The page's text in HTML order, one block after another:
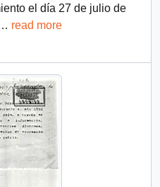
el día 27 de julio de
read more